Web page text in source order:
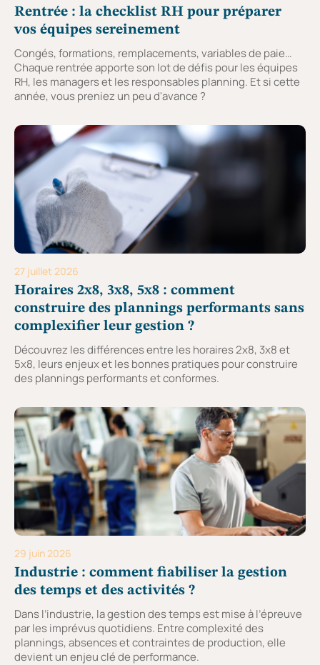
Rentrée : la checklist RH pour préparer
vos équipes sereinement
Congés, formations, remplacements, variables de paie…
Chaque rentrée apporte son lot de défis pour les équipes
RH, les managers et les responsables planning. Et si cette
année, vous preniez un peu d'avance ?
27 juillet 2026
Horaires 2x8, 3x8, 5x8 : comment
construire des plannings performants sans
complexifier leur gestion ?
Découvrez les différences entre les horaires 2x8, 3x8 et
5x8, leurs enjeux et les bonnes pratiques pour construire
des plannings performants et conformes.
29 juin 2026
Industrie : comment fiabiliser la gestion
des temps et des activités ?
Dans l’industrie, la gestion des temps est mise à l’épreuve
par les imprévus quotidiens. Entre complexité des
plannings, absences et contraintes de production, elle
devient un enjeu clé de performance.